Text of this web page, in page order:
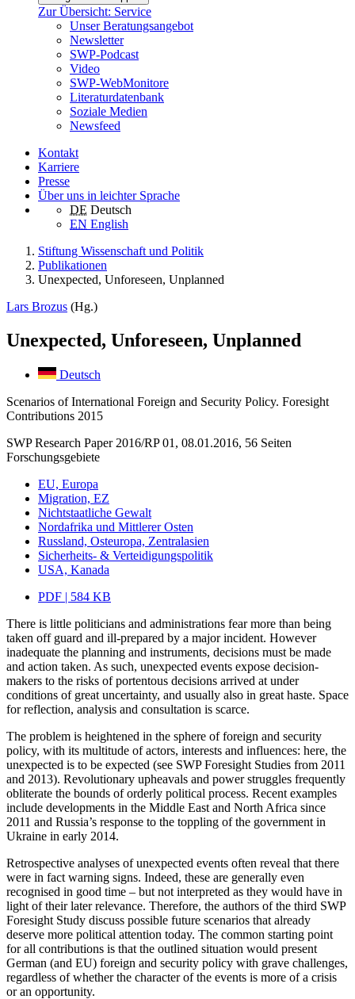
Zur Übersicht: Service
Unser Beratungsangebot
Newsletter
SWP-Podcast
Video
SWP-WebMonitore
Literaturdatenbank
Soziale Medien
Newsfeed
Kontakt
Karriere
Presse
Über uns in leichter Sprache
DE Deutsch
EN English
Stiftung Wissenschaft und Politik
Publikationen
Unexpected, Unforeseen, Unplanned
Lars Brozus (Hg.)
Unexpected, Unforeseen, Unplanned
Deutsch
Scenarios of International Foreign and Security Policy. Foresight
Contributions 2015
SWP Research Paper 2016/RP 01, 08.01.2016, 56 Seiten
Forschungsgebiete
EU, Europa
Migration, EZ
Nichtstaatliche Gewalt
Nordafrika und Mittlerer Osten
Russland, Osteuropa, Zentralasien
Sicherheits- & Verteidigungspolitik
USA, Kanada
PDF | 584 KB
There is little politicians and administrations fear more than being
taken off guard and ill-prepared by a major incident. However
inadequate the planning and instruments, decisions must be made
and action taken. As such, unexpected events expose decision-
makers to the risks of portentous decisions arrived at under
conditions of great uncertainty, and usually also in great haste. Space
for reflection, analysis and consultation is scarce.
The problem is heightened in the sphere of foreign and security
policy, with its multitude of actors, interests and influences: here, the
unexpected is to be expected (see SWP Foresight Studies from 2011
and 2013). Revolutionary upheavals and power struggles frequently
obliterate the bounds of orderly political process. Recent examples
include developments in the Middle East and North Africa since
2011 and Russia’s response to the toppling of the government in
Ukraine in early 2014.
Retrospective analyses of unexpected events often reveal that there
were in fact warning signs. Indeed, these are generally even
recognised in good time – but not interpreted as they would have in
light of their later relevance. Therefore, the authors of the third SWP
Foresight Study discuss possible future scenarios that already
deserve more political attention today. The common starting point
for all contributions is that the outlined situation would present
German (and EU) foreign and security policy with grave challenges,
regardless of whether the character of the events is more of a crisis
or an opportunity.